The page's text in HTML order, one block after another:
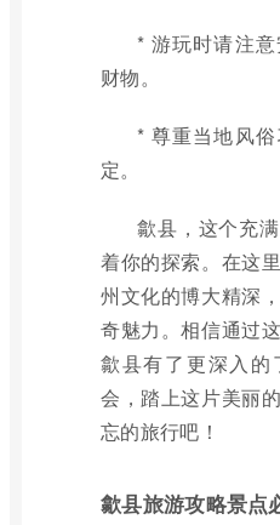
* 游玩时请注
财物。
* 尊重当地风
定。
歙县，这个充
着你的探索。在这
州文化的博大精深
奇魅力。相信通过
歙县有了更深入
会，踏上这片美丽
忘的旅行吧！
歙县旅游攻略景点